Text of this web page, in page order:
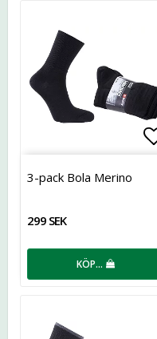
3-pack Bola Merino
299 SEK
KÖP…